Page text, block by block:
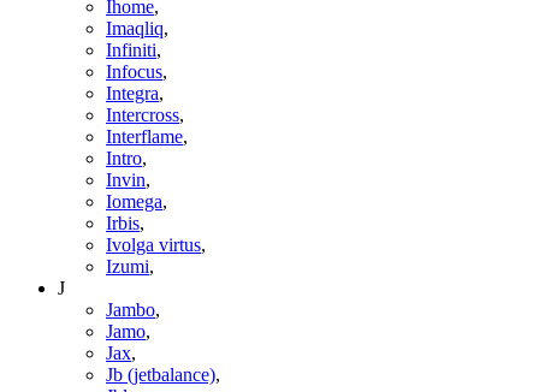
Ihome,
Imaqliq,
Infiniti,
Infocus,
Integra,
Intercross,
Interflame,
Intro,
Invin,
Iomega,
Irbis,
Ivolga virtus,
Izumi,
J
Jambo,
Jamo,
Jax,
Jb (jetbalance),